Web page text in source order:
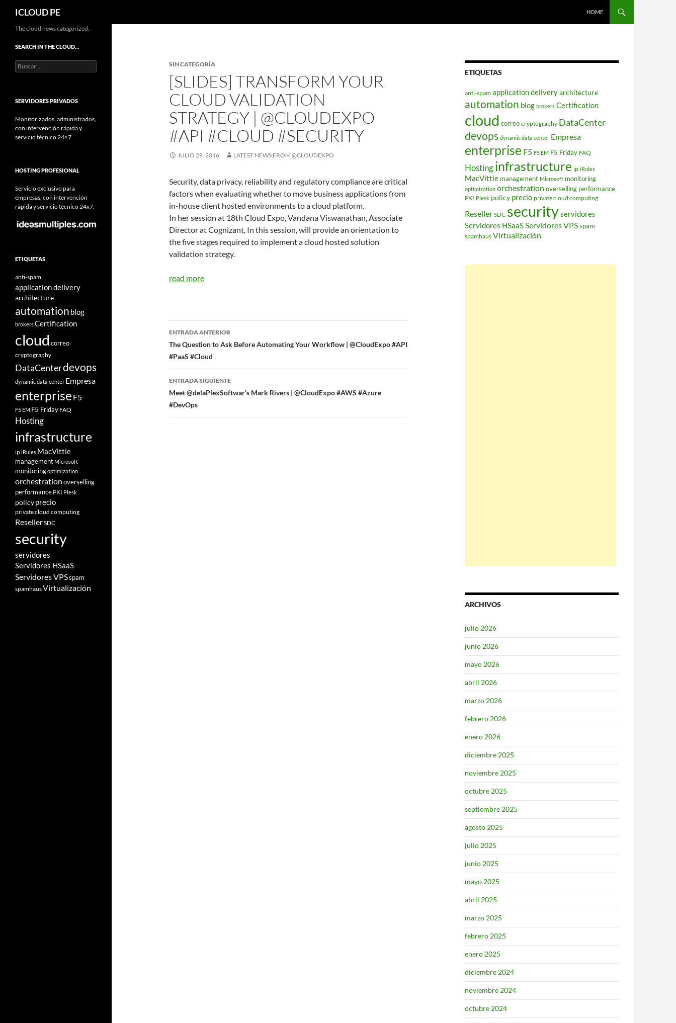
Saltar
contenido
ICLOUD PE HOME
SIN CATEGORÍA
[SLIDES] TRANSFORM YOUR
CLOUD VALIDATION
STRATEGY | @CLOUDEXPO
#API #CLOUD #SECURITY
JULIO 29, 2016 LATEST NEWS FROM @CLOUDEXPO
Security, data privacy, reliability and regulatory compliance are critical
factors when evaluating whether to move business applications from
in-house client hosted environments to a cloud platform.
In her session at 18th Cloud Expo, Vandana Viswanathan, Associate
Director at Cognizant, In this session, will provide an orientation to
the five stages required to implement a cloud hosted solution
validation strategy.
read more
Navegador
de
entradas
ENTRADA ANTERIOR
The Question to Ask Before Automating Your Workflow | @CloudExpo #API
#PaaS #Cloud
ENTRADA SIGUIENTE
Meet @delaPlexSoftwar’s Mark Rivers | @CloudExpo #AWS #Azure
#DevOps
ETIQUETAS
anti-spam application deliveryarchitecture
automation blog brokers Certification
cloud correo cryptography DataCenter
devops dynamic data center Empresa
enterprise F5 F5 EM F5 Friday FAQ
Hostinginfrastructure ip iRules
MacVittie management Microsoft monitoring
optimization orchestration overselling performance
PKI Plesk policy precio private cloud computing
Reseller SDC securityservidores
Servidores HSaaSServidores VPSspam
spamhaus Virtualización
ARCHIVOS
julio 2026
junio 2026
mayo 2026
abril 2026
marzo 2026
febrero 2026
enero 2026
diciembre 2025
noviembre 2025
octubre 2025
septiembre 2025
agosto 2025
julio 2025
junio 2025
mayo 2025
abril 2025
marzo 2025
febrero 2025
enero 2025
diciembre 2024
noviembre 2024
octubre 2024
The cloud news categorized.
SEARCH IN THE CLOUD…
Buscar:
SERVIDORES PRIVADOS
Monitorizados, administrados,
con intervención rápida y
servicio técnico 24×7.
HOSTING PROFESIONAL
Servicio exclusivo para
empresas, con intervención
rápida y servicio técnico 24x7.
ETIQUETAS
anti-spam
application delivery
architecture
automation blog
brokersCertification
cloud correo
cryptography
DataCenterdevops
dynamic data center Empresa
enterprise F5
F5 EM F5 Friday FAQ
Hosting
infrastructure
ipiRules MacVittie
management Microsoft
monitoringoptimization
orchestrationoverselling
performance PKI Plesk
policyprecio
private cloud computing
ResellerSDC
security
servidores
Servidores HSaaS
Servidores VPSspam
spamhausVirtualización